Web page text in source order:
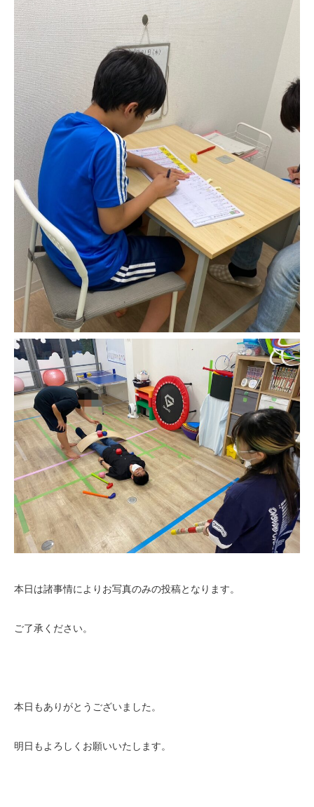
本日は諸事情によりお写真のみの投稿となります。
ご了承ください。
本日もありがとうございました。
明日もよろしくお願いいたします。